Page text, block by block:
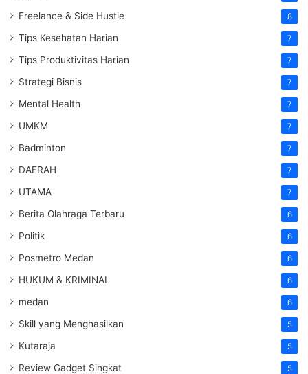
Freelance & Side Hustle 8
Tips Kesehatan Harian 7
Tips Produktivitas Harian 7
Strategi Bisnis 7
Mental Health 7
UMKM 7
Badminton 7
DAERAH 7
UTAMA 7
Berita Olahraga Terbaru 6
Politik 6
Posmetro Medan 6
HUKUM & KRIMINAL 6
medan 6
Skill yang Menghasilkan 5
Kutaraja 5
Review Gadget Singkat 5